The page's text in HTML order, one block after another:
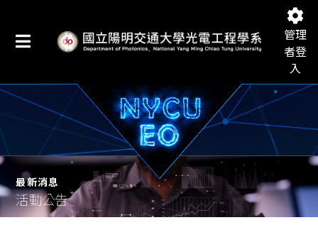
管理
者登
入
國立陽明交通大學光電工程學系
最新消息
活動公告